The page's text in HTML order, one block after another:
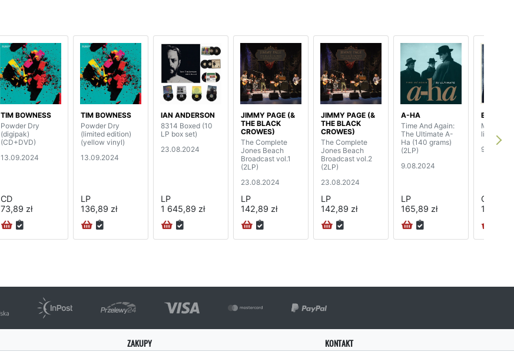
TIM BOWNESS
Powder Dry
(digipak)
(CD+DVD)
13.09.2024
CD
73,89 zł
TIM BOWNESS
Powder Dry
(limited edition)
(yellow vinyl)
13.09.2024
LP
136,89 zł
IAN ANDERSON
8314 Boxed (10
LP box set)
23.08.2024
LP
1 645,89 zł
JIMMY PAGE (&
THE BLACK
CROWES)
The Complete
Jones Beach
Broadcast vol.1
(2LP)
23.08.2024
LP
142,89 zł
JIMMY PAGE (&
THE BLACK
CROWES)
The Complete
Jones Beach
Broadcast vol.2
(2LP)
23.08.2024
LP
142,89 zł
A-HA
Time And Again:
The Ultimate A-
Ha (140 grams)
(2LP)
9.08.2024
LP
165,89 zł
ELVIS
Memphis
limited
CD
197,89
ZAKUPY KONTAKT